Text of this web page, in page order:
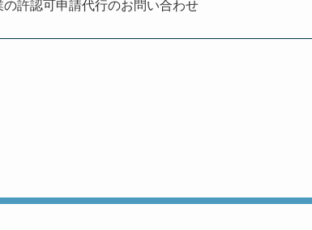
許認可申請代行のお問い合わせ